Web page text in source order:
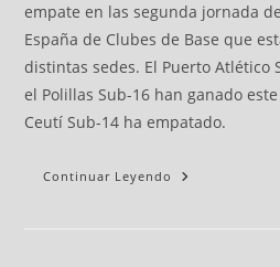
empate en las segunda jornada
España de Clubes de Base que
distintas sedes. El Puerto Atlético
el Polillas Sub-16 han ganado
Ceutí Sub-14 ha empatado.
Continuar Leyendo